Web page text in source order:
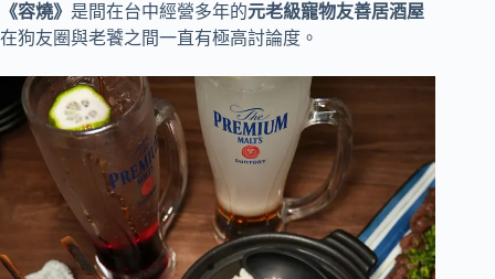
《容燒》 是間在台中經營多年的元老級寵物友善居酒屋
在狗友圈與老饕之間一直有極高討論度。